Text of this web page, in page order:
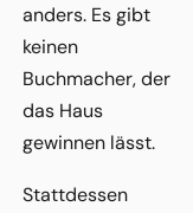
anders. Es gibt
keinen
Buchmacher, der
das Haus
gewinnen lässt.
Stattdessen